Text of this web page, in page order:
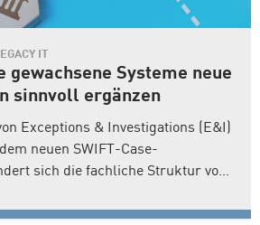
IT
gewachsene Systeme neue
sinnvoll ergänzen
Exceptions & Investigations (E&I)
neuen SWIFT-Case-
sich die fachliche Struktur von
aktuellen Interview erläutert